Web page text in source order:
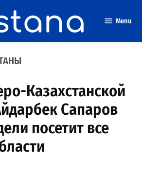
Menu
Казахстанской
Сапаров
посетит все